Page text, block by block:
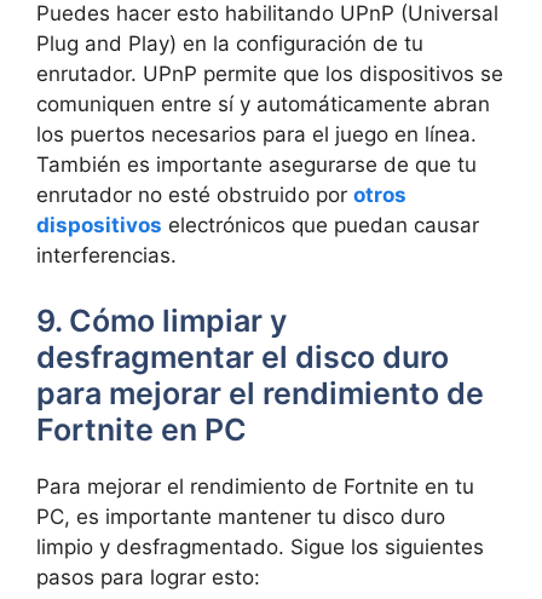
Puedes hacer esto habilitando UPnP (Universal
Plug and Play) en la configuración de tu
enrutador. UPnP permite que los dispositivos se
comuniquen entre sí y automáticamente abran
los puertos necesarios para el juego en línea.
También es importante asegurarse de que tu
enrutador no esté obstruido por otros
dispositivos electrónicos que puedan causar
interferencias.
9. Cómo limpiar y
desfragmentar el disco duro
para mejorar el rendimiento de
Fortnite en PC
Para mejorar el rendimiento de Fortnite en tu
PC, es importante mantener tu disco duro
limpio y desfragmentado. Sigue los siguientes
pasos para lograr esto: